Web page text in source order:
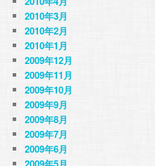
2010年3月
2010年2月
2010年1月
2009年12月
2009年11月
2009年10月
2009年9月
2009年8月
2009年7月
2009年6月
2009年5月